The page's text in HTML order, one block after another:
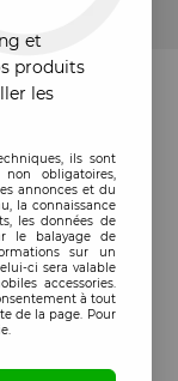
et
produits
les
ils sont
obligatoires,
annonces et du
la connaissance
les données de
le balayage de
sur un
ci sera valable
accessories.
à tout
de la page. Pour